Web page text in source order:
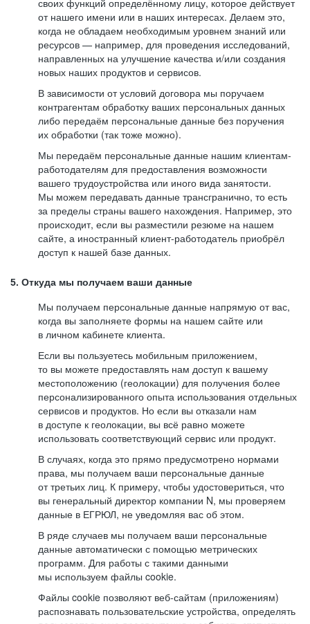
своих функций определённому лицу, которое действует
от нашего имени или в наших интересах. Делаем это,
когда не обладаем необходимым уровнем знаний или
ресурсов — например, для проведения исследований,
направленных на улучшение качества и/или создания
новых наших продуктов и сервисов.
В зависимости от условий договора мы поручаем
контрагентам обработку ваших персональных данных
либо передаём персональные данные без поручения
их обработки (так тоже можно).
Мы передаём персональные данные нашим клиентам-
работодателям для предоставления возможности
вашего трудоустройства или иного вида занятости.
Мы можем передавать данные трансгранично, то есть
за пределы страны вашего нахождения. Например, это
происходит, если вы разместили резюме на нашем
сайте, а иностранный клиент-работодатель приобрёл
доступ к нашей базе данных.
5. Откуда мы получаем ваши данные
Мы получаем персональные данные напрямую от вас,
когда вы заполняете формы на нашем сайте или
в личном кабинете клиента.
Если вы пользуетесь мобильным приложением,
то вы можете предоставлять нам доступ к вашему
местоположению (геолокации) для получения более
персонализированного опыта использования отдельных
сервисов и продуктов. Но если вы отказали нам
в доступе к геолокации, вы всё равно можете
использовать соответствующий сервис или продукт.
В случаях, когда это прямо предусмотрено нормами
права, мы получаем ваши персональные данные
от третьих лиц. К примеру, чтобы удостовериться, что
вы генеральный директор компании N, мы проверяем
данные в ЕГРЮЛ, не уведомляя вас об этом.
В ряде случаев мы получаем ваши персональные
данные автоматически с помощью метрических
программ. Для работы с такими данными
мы используем файлы cookie.
Файлы cookie позволяют веб-сайтам (приложениям)
распознавать пользовательские устройства, определять